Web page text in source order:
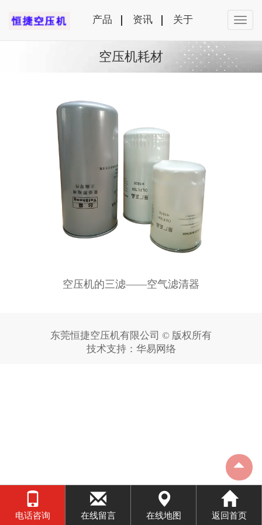
产品 资讯 关于
空压机耗材
空压机的三滤——空气滤清器
东莞恒捷空压机有限公司 © 版权所有
技术支持： 华易网络
电话咨询 在线留言 在线地图 返回首页